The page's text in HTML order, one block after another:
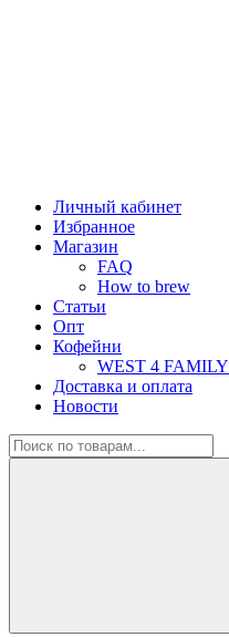
Личный кабинет
Избранное
Магазин
FAQ
How to brew
Статьи
Опт
Кофейни
WEST 4 FAMILY
Доставка и оплата
Новости